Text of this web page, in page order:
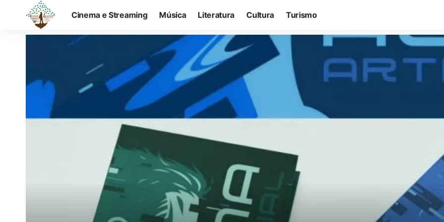
Cinema e Streaming Música Literatura Cultura Turismo